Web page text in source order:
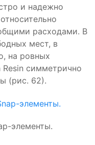
и надежно
расходами. В
мест, в
на ровных
симметрично
(рис. 62).
элементы.